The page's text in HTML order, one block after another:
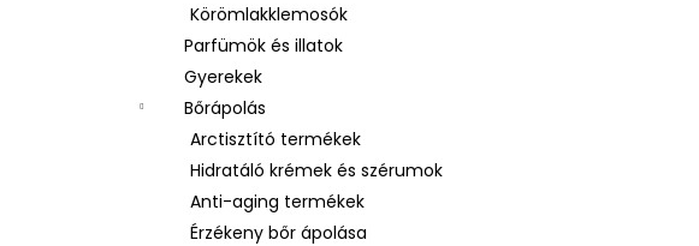
Körömlakklemosók
Parfümök és illatok
Gyerekek
Bőrápolás
Arctisztító termékek
Hidratáló krémek és szérumok
Anti-aging termékek
Érzékeny bőr ápolása